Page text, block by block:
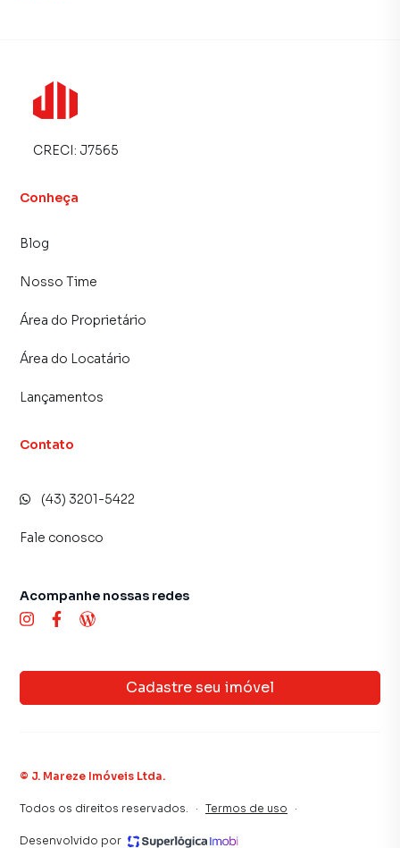
CRECI: J7565
Conheça
Blog
Nosso Time
Área do Proprietário
Área do Locatário
Lançamentos
Contato
(43) 3201-5422
Fale conosco
Cadastre seu imóvel
Acompanhe nossas redes
© J. Mareze Imóveis Ltda.
Todos os direitos reservados. · Termos de uso ·
Desenvolvido por